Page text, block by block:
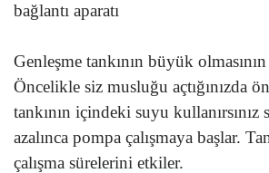
bağlantı aparatı
Genleşme tankının büyük
Öncelikle siz musluğu açtığınızda
tankının içindeki suyu kullanırsınız
azalınca pompa çalışmaya başlar.
çalışma sürelerini etkiler.